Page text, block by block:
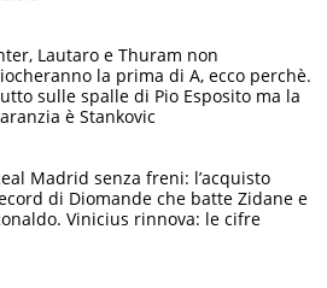
Lautaro e Thuram non
la prima di A, ecco perchè.
sulle spalle di Pio Esposito ma la
è Stankovic
Madrid senza freni: l’acquisto
di Diomande che batte Zidane e
Vinicius rinnova: le cifre